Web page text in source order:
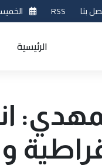
بنا RSS الخميس، ٦
الرئيسية